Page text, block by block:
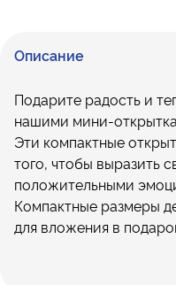
Описание
Подарите радость и
нашими мини-
Эти компактные
того, чтобы выразить
положительными
Компактные размеры
для вложения в